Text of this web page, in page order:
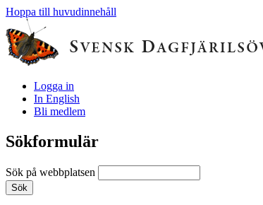
Hoppa till huvudinnehåll
Logga in
In English
Bli medlem
Sökformulär
Sök på webbplatsen